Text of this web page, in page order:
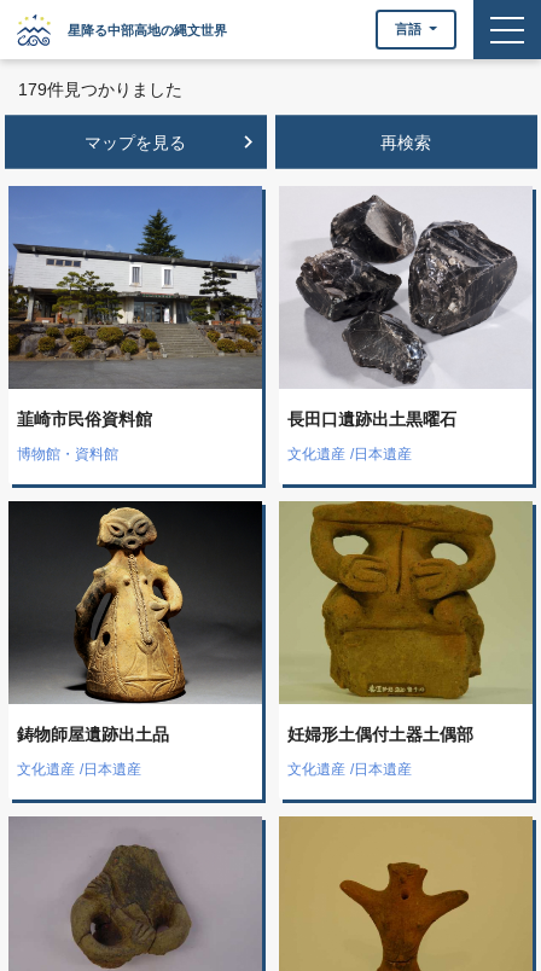
星降る中部高地の縄文世界 言語
179件見つかりました
韮崎市民俗資料館
博物館・資料館
長田口遺跡出土黒曜石
文化遺産 /日本遺産
鋳物師屋遺跡出土品
文化遺産 /日本遺産
妊婦形土偶付土器土偶部
文化遺産 /日本遺産
マップを見る keyboard_arrow_right